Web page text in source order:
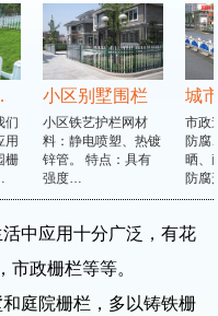
小区别墅围栏
小区铁艺护栏网材
料：静电喷塑、热镀
锌管。 特点：具有
强度…
城
市政
防腐
晒、
防腐
中应用十分广泛，有花
市政栅栏等等。
庭院栅栏，多以铸铁栅